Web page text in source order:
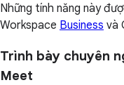
Những tính năng này
Workspace Business và
Trình bày chuyên
Meet